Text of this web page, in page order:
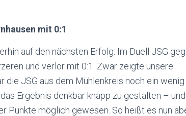
mit 0:1
auf den nächsten Erfolg: Im Duell JSG
und verlor mit 0:1. Zwar zeigte unsere
JSG aus dem Mühlenkreis noch ein wenig
Ergebnis denkbar knapp zu gestalten –
Punkte möglich gewesen. So heißt es nun